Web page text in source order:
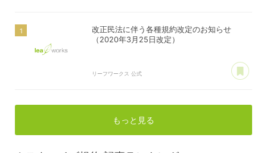
改正民法に伴う各種規約改定のお知らせ
（2020年3月25日改定）
リーフワークス 公式
もっと見る